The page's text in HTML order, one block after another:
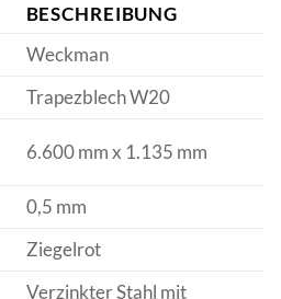
BESCHREIBUNG
Weckman
Trapezblech W20
6.600 mm x 1.135 mm
0,5 mm
Ziegelrot
Verzinkter Stahl mit